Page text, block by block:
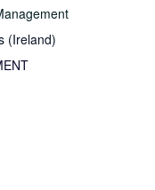
(Ireland)